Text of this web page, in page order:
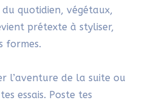
du quotidien, végétaux,
prétexte à styliser,
formes.
l’aventure de la suite ou
essais. Poste tes